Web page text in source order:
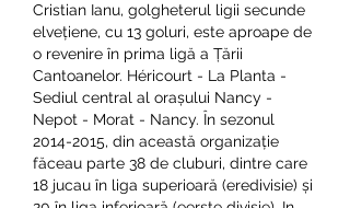
Cristian Ianu, golgheterul ligii secunde
elvețiene, cu 13 goluri, este aproape de
o revenire în prima ligă a Țării
Cantoanelor. Héricourt - La Planta -
Sediul central al orașului Nancy -
Nepot - Morat - Nancy. În sezonul
2014-2015, din această organizație
făceau parte 38 de cluburi, dintre care
18 jucau în liga superioară (eredivisie) și